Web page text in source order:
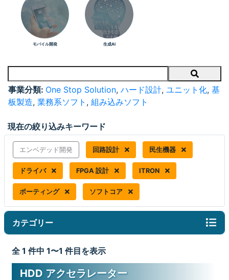
モバイル開発 生成AI
Search
事業分類: One Stop Solution, ハード設計, ユニット化, 基
板製造, 業務系ソフト , 組み込みソフト
現在の絞り込みキーワード
エンベデッド開発 回路設計 民生機器
ドライバ FPGA 設計 ITRON
ポーティング ソフトコア
カテゴリー
全 1 件中 1〜1 件目を表示
HDD アクセラレーター